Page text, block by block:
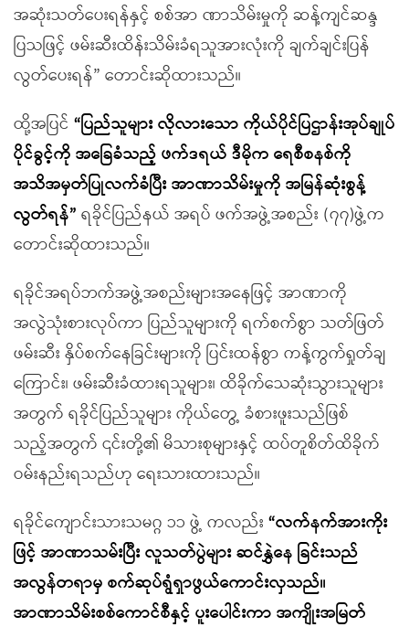
အဆုံးသတ်ပေးရန်နှင့် စစ်အာ ဏာသိမ်းမှုကို ဆန့်ကျင်ဆန္ဒ
ပြသဖြင့် ဖမ်းဆီးထိန်းသိမ်းခံရသူအားလုံးကို ချက်ချင်းပြန်
လွတ်ပေးရန်” တောင်းဆိုထားသည်။
ထို့အပြင် “ပြည်သူများ လိုလားသော ကိုယ်ပိုင်ပြဌာန်းအုပ်ချုပ်
ပိုင်ခွင့်ကို အခြေခံသည့် ဖက်ဒရယ် ဒီမိုက ရေစီစနစ်ကို
အသိအမှတ်ပြုလက်ခံပြီး အာဏာသိမ်းမှုကို အမြန်ဆုံးစွန့်
လွတ်ရန်” ရခိုင်ပြည်နယ် အရပ် ဖက်အဖွဲ့အစည်း (၇၇)ဖွဲ့က
တောင်းဆိုထားသည်။
ရခိုင်အရပ်ဘက်အဖွဲ့အစည်းများအနေဖြင့် အာဏာကို
အလွဲသုံးစားလုပ်ကာ ပြည်သူများကို ရက်စက်စွာ သတ်ဖြတ်
ဖမ်းဆီး နှိပ်စက်နေခြင်းများကို ပြင်းထန်စွာ ကန့်ကွက်ရှုတ်ချ
ကြောင်း၊ ဖမ်းဆီးခံထားရသူများ၊ ထိခိုက်သေဆုံးသွားသူများ
အတွက် ရခိုင်ပြည်သူများ ကိုယ်တွေ့ ခံစားဖူးသည်ဖြစ်
သည့်အတွက် ၎င်းတို့၏ မိသားစုများနှင့် ထပ်တူစိတ်ထိခိုက်
ဝမ်းနည်းရသည်ဟု ရေးသားထားသည်။
ရခိုင်ကျောင်းသားသမဂ္ဂ ၁၁ ဖွဲ့ ကလည်း “လက်နက်အားကိုး
ဖြင့် အာဏာသမ်းပြီး လူသတ်ပွဲများ ဆင်နွှဲနေ ခြင်းသည်
အလွန်တရာမှ စက်ဆုပ်ရွံရှာဖွယ်ကောင်းလှသည်။
အာဏာသိမ်းစစ်ကောင်စီနှင့် ပူးပေါင်းကာ အကျိုးအမြတ်